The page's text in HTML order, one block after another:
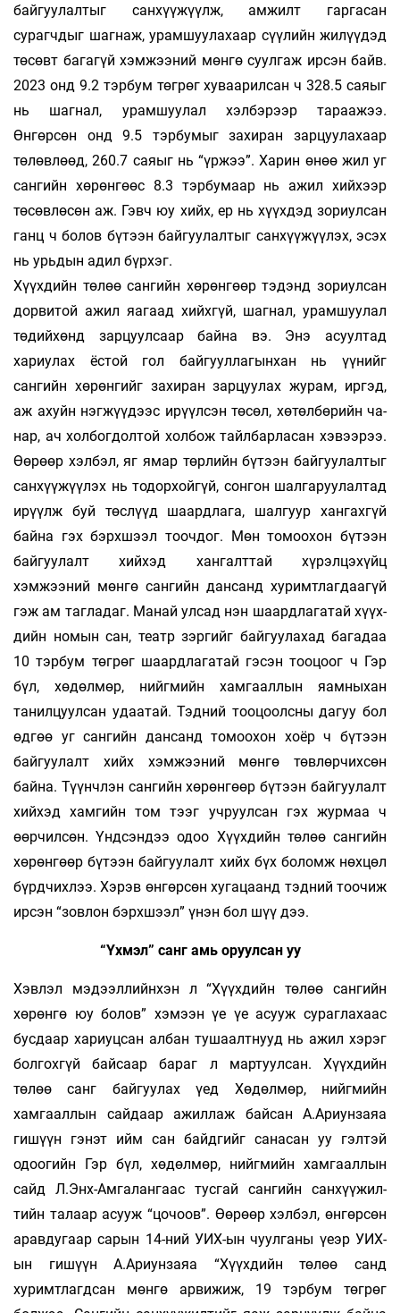
байгуулалтыг сан­хүү­жүүлж, амжилт гаргасан
сурагчдыг шаг­наж, урамшуулахаар сүүлийн жилүүдэд
тө­сөвт багагүй хэмжээний мөнгө суулгаж ирсэн байв.
2023 онд 9.2 тэрбум төгрөг хуваарил­сан ч 328.5 саяыг
нь шагнал, урамшуулал хэлбэ­рээр тараажээ.
Өнгөрсөн онд 9.5 тэрбумыг за­хиран зарцуулахаар
төлөвлөөд, 260.7 саяыг нь “үржээ”. Харин өнөө жил уг
сангийн хөрөн­­гөөс 8.3 тэрбумаар нь ажил хийхээр
төсөвлө­сөн аж. Гэвч юу хийх, ер нь хүүхдэд зориулсан
ганц ч болов бүтээн байгуулалтыг санхүүжүү­­­лэх, эсэх
нь урьдын адил бүрхэг.
Хүүхдийн төлөө сангийн хөрөнгөөр тэдэнд зориулсан
дорвитой ажил яагаад хийх­гүй, шаг­нал, урамшуулал
төдийхөнд зарцуулсаар байна вэ. Энэ асуултад
хариулах ёстой гол бай­гуул­лагынхан нь үүнийг
сангийн хөрөнгийг за­­­хи­ран зарцуулах журам, иргэд,
аж ахуйн нэг­­­жүүдээс ирүүлсэн төсөл, хөтөлбөрийн ча­­
нар, ач холбогдолтой холбож тайлбарласан хэвээ­рээ.
Өөрөөр хэлбэл, яг ямар төрлийн бүтээн бай­­­гуу­­лалтыг
санхүүжүүлэх нь тодорхойгүй, сон­­гон шалгаруулалтад
ирүүлж буй төслүүд шаард­лага, шалгуур хангахгүй
байна гэх бэрх­­­­­­шээл тооч­­дог. Мөн томоохон бүтээн
байгуу­­лалт хий­­­хэд хангалттай хүрэлцэхүйц
хэмжээний мөнгө сангийн дансанд хуримтлагдаагүй
гэж ам таг­­ладаг. Манай улсад нэн шаардлагатай хүүх­­
дийн номын сан, театр зэргийг байгуула­хад ба­­гадаа
10 тэрбум төгрөг шаардлага­тай гэ­­­сэн тоо­цоог ч Гэр
бүл, хөдөлмөр, нийг­мийн хам­­­­­­­­­­гаал­­лын яамныхан
танилцуулсан удаа­тай. Тэд­­ний тооцоолсны дагуу бол
өдгөө уг сан­гийн дан­­санд томоохон хоёр ч бүтээн
байгуу­лалт хийх хэмжээний мөнгө төвлөрчихсөн
байна. Түүнч­­­­­­лэн сангийн хөрөнгөөр бүтээн байгуу­­­­­­лалт
хийхэд хамгийн том тээг учруулсан гэх жур­­маа ч
өөрчилсөн. Үндсэндээ одоо Хүүхдийн тө­лөө сангийн
хөрөнгөөр бүтээн байгуулалт хийх бүх боломж нөхцөл
бүрдчихлээ. Хэрэв өнгөр­сөн хугацаанд тэдний тоочиж
ирсэн “зовлон бэрхшээл” үнэн бол шүү дээ.
“Үхмэл” санг амь оруулсан уу
Хэвлэл мэдээллийнхэн л “Хүүхдийн төлөө сан­гийн
хөрөнгө юу болов” хэмээн үе үе асууж сураглахаас
бусдаар хариуцсан албан ту­­шаалт­нууд нь ажил хэрэг
болгохгүй байсаар бараг л мартуулсан. Хүүхдийн
төлөө санг байгуу­лах үед Хөдөлмөр, нийгмийн
хамгааллын сайдаар ажил­­лаж байсан А.Ариунзаяа
гишүүн гэнэт ийм сан байдгийг санасан уу гэлтэй
одоогийн Гэр бүл, хөдөлмөр, нийгмийн хамгааллын
сайд Л.Энх-­Амгалангаас тусгай сангийн санхүү­­жил­
тийн талаар асууж “цочоов”. Өөрөөр хэл­­бэл, өн­­­гөр­сөн
аравдугаар сарын 14-ний УИХ-ын чуул­­ганы үеэр УИХ-
ын гишүүн А.Ариун­заяа “Хүүх­­дийн төлөө санд
хуримтлагдсан мөнгө ар­­ви­­жиж, 19 тэрбум төгрөг